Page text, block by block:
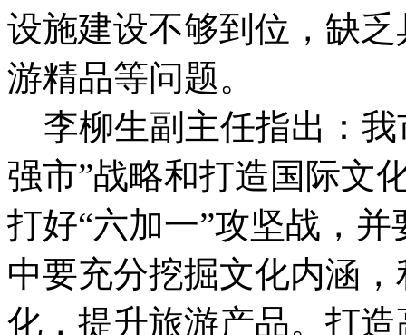
设施建设不够到位，缺
游精品等问题。
李柳生副主任指出：我
强市”战略和打造国际文
打好“六加一”攻坚战，
中要充分挖掘文化内涵
化，提升旅游产品。打